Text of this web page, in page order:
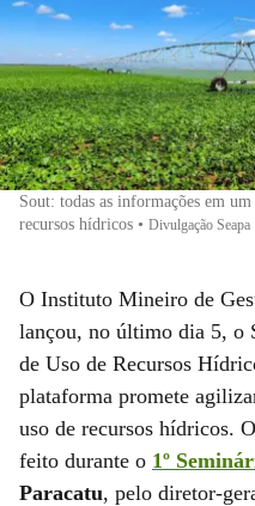
Sout: todas as informações em
recursos hídricos • Divulgação Seapa
O Instituto Mineiro de
lançou, no último dia 5, o
de Uso de Recursos
plataforma promete
uso de recursos hídricos.
feito durante o 1º
Paracatu, pelo diretor-